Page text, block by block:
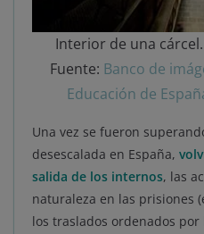
Interior de una
Fuente: Banco de
Educación de
Una vez se fueron
desescalada en España,
salida de los internos, las
naturaleza en las prisiones
los traslados ordenados